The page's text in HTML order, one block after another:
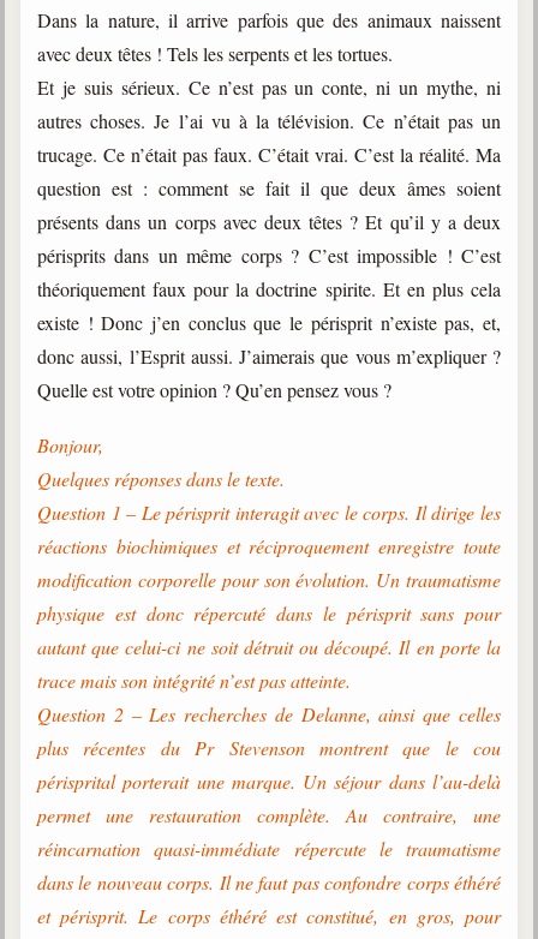
Dans la nature, il arrive parfois que des animaux naissent
avec deux têtes ! Tels les serpents et les tortues.
Et je suis sérieux. Ce n’est pas un conte, ni un mythe, ni
autres choses. Je l’ai vu à la télévision. Ce n’était pas un
trucage. Ce n’était pas faux. C’était vrai. C’est la réalité. Ma
question est : comment se fait il que deux âmes soient
présents dans un corps avec deux têtes ? Et qu’il y a deux
périsprits dans un même corps ? C’est impossible ! C’est
théoriquement faux pour la doctrine spirite. Et en plus cela
existe ! Donc j’en conclus que le périsprit n’existe pas, et,
donc aussi, l’Esprit aussi. J’aimerais que vous m’expliquer ?
Quelle est votre opinion ? Qu’en pensez vous ?
Bonjour,
Quelques réponses dans le texte.
Question 1 – Le périsprit interagit avec le corps. Il dirige les
réactions biochimiques et réciproquement enregistre toute
modification corporelle pour son évolution. Un traumatisme
physique est donc répercuté dans le périsprit sans pour
autant que celui-ci ne soit détruit ou découpé. Il en porte la
trace mais son intégrité n’est pas atteinte.
Question 2 – Les recherches de Delanne, ainsi que celles
plus récentes du Pr Stevenson montrent que le cou
périsprital porterait une marque. Un séjour dans l’au-delà
permet une restauration complète. Au contraire, une
réincarnation quasi-immédiate répercute le traumatisme
dans le nouveau corps. Il ne faut pas confondre corps éthéré
et périsprit. Le corps éthéré est constitué, en gros, pour